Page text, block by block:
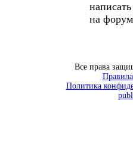
на
Все права
Политика